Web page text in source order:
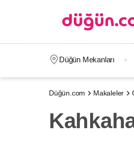
Düğün Mekanları
Düğün.com Makaleler